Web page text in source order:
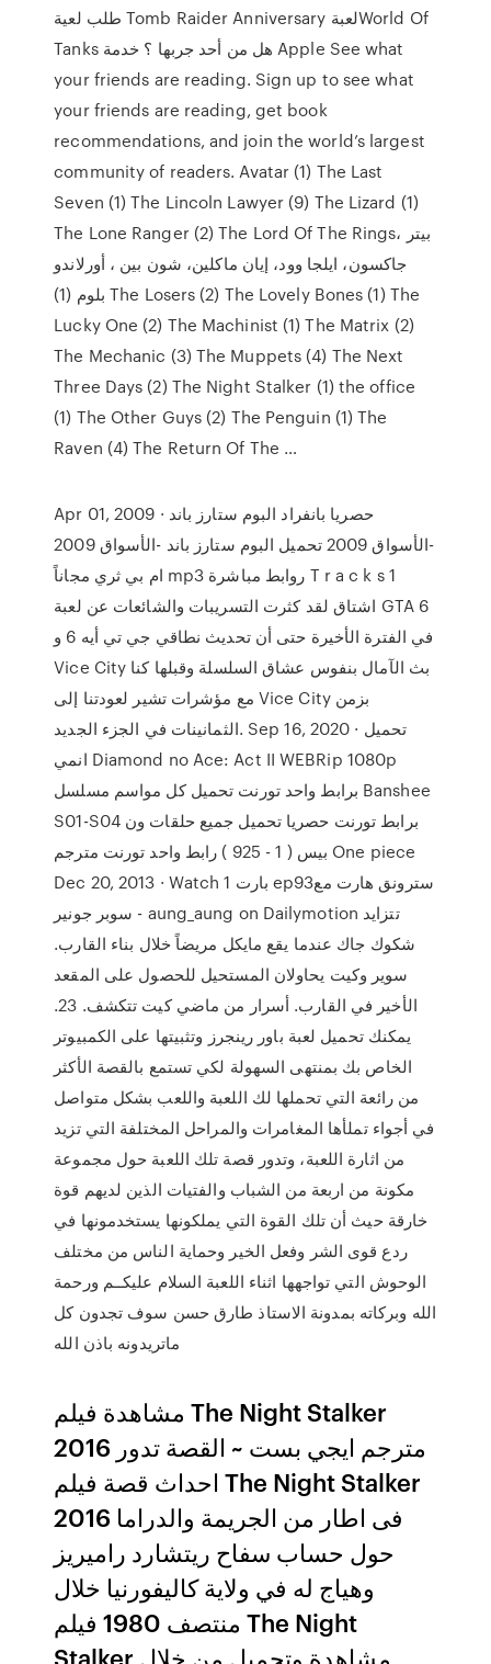
طلب لعية Tomb Raider Anniversary لعبةWorld Of
Tanks هل من أحد جربها ؟ خدمة Apple See what
your friends are reading. Sign up to see what
your friends are reading, get book
recommendations, and join the world’s largest
community of readers. Avatar (1) The Last
Seven (1) The Lincoln Lawyer (9) The Lizard (1)
The Lone Ranger (2) The Lord Of The Rings، بيتر
جاكسون، ايلجا وود، إيان ماكلين، شون بين ، أورلاندو
بلوم (1) The Losers (2) The Lovely Bones (1) The
Lucky One (2) The Machinist (1) The Matrix (2)
The Mechanic (3) The Muppets (4) The Next
Three Days (2) The Night Stalker (1) the office
(1) The Other Guys (2) The Penguin (1) The
Raven (4) The Return Of The …
Apr 01, 2009 · حصريا بانفراد البوم ستارز باند
-الأسواق 2009 تحميل البوم ستارز باند -الأسواق 2009
ام بي ثري مجاناً mp3 روابط مباشرة T r a c k s 1
اشتاق لقد كثرت التسريبات والشائعات عن لعبة GTA 6
في الفترة الأخيرة حتى أن تحديث نطاقي جي تي أيه 6 و
Vice City بث الآمال بنفوس عشاق السلسلة وقبلها كنا
مع مؤشرات تشير لعودتنا إلى Vice City بزمن
الثمانينات في الجزء الجديد. Sep 16, 2020 · تحميل
انمي Diamond no Ace: Act II WEBRip 1080p
برابط واحد تورنت تحميل كل مواسم مسلسل Banshee
S01-S04 برابط تورنت حصريا تحميل جميع حلقات ون
بيس ( 1 - 925 ) رابط واحد تورنت مترجم One piece
Dec 20, 2013 · Watch بارت 1 ep93سترونق هارت مع
سوبر جونير - aung_aung on Dailymotion تتزايد
شكوك جاك عندما يقع مايكل مريضاً خلال بناء القارب.
سوير وكيت يحاولان المستحيل للحصول على المقعد
الأخير في القارب. أسرار من ماضي كيت تتكشف. 23.
يمكنك تحميل لعبة باور رينجرز وتثبيتها على الكمبيوتر
الخاص بك بمنتهى السهولة لكي تستمع بالقصة الأكثر
من رائعة التي تحملها لك اللعبة واللعب بشكل متواصل
في أجواء تملأها المغامرات والمراحل المختلفة التي تزيد
من اثارة اللعبة، وتدور قصة تلك اللعبة حول مجموعة
مكونة من اربعة من الشباب والفتيات الذين لديهم قوة
خارقة حيث أن تلك القوة التي يملكونها يستخدمونها في
ردع قوى الشر وفعل الخير وحماية الناس من مختلف
الوحوش التي تواجهها اثناء اللعبة السلام عليكــم ورحمة
الله وبركاته بمدونة الاستاذ طارق حسن سوف تجدون كل
ماتريدونه باذن الله
مشاهدة فيلم The Night Stalker
2016 مترجم ايجي بست ~ القصة تدور
احداث قصة فيلم The Night Stalker
2016 فى اطار من الجريمة والدراما
حول حساب سفاح ريتشارد راميريز
وهياج له في ولاية كاليفورنيا خلال
منتصف 1980 فيلم The Night
Stalker مشاهدة وتحميل من خلال